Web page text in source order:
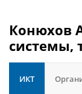
Конюхов
системы,
ИКТ